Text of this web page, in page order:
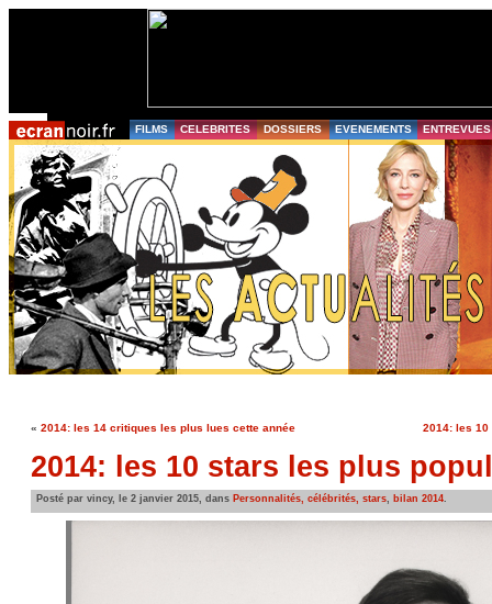
FILMS CELEBRITES DOSSIERS EVENEMENTS ENTREVUES
« 2014: les 14 critiques les plus lues cette année 2014: les 10
2014: les 10 stars les plus
Posté par vincy, le 2 janvier 2015, dans Personnalités, célébrités, stars, bilan 2014.